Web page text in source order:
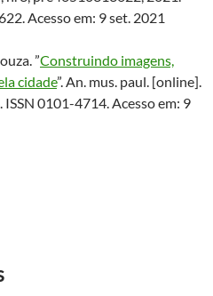
Acesso em: 9 set. 2021
”Construindo imagens,
cidade”. An. mus. paul. [online].
0101-4714. Acesso em: 9